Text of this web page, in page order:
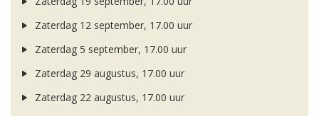
Zaterdag 12 september, 17.00 uur
Zaterdag 5 september, 17.00 uur
Zaterdag 29 augustus, 17.00 uur
Zaterdag 22 augustus, 17.00 uur